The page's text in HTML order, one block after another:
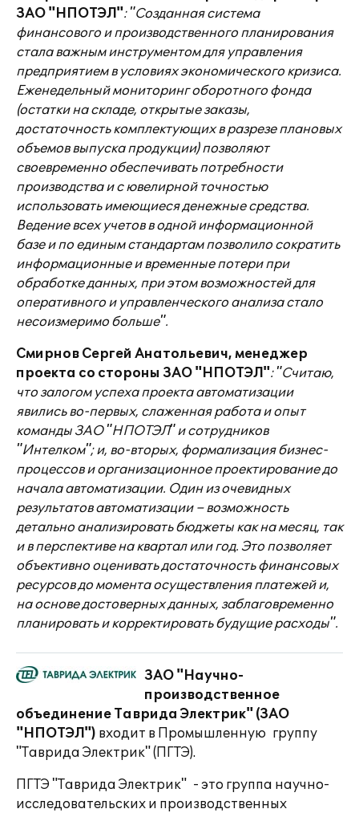
ЗАО "НПОТЭЛ": "Созданная система
финансового и производственного планирования
стала важным инструментом для управления
предприятием в условиях экономического кризиса.
Еженедельный мониторинг оборотного фонда
(остатки на складе, открытые заказы,
достаточность комплектующих в разрезе плановых
объемов выпуска продукции) позволяют
своевременно обеспечивать потребности
производства и с ювелирной точностью
использовать имеющиеся денежные средства.
Ведение всех учетов в одной информационной
базе и по единым стандартам позволило сократить
информационные и временные потери при
обработке данных, при этом возможностей для
оперативного и управленческого анализа стало
несоизмеримо больше".
Смирнов Сергей Анатольевич, менеджер
проекта со стороны ЗАО "НПОТЭЛ": "Считаю,
что залогом успеха проекта автоматизации
явились во-первых, слаженная работа и опыт
команды ЗАО "НПОТЭЛ" и сотрудников
"Интелком"; и, во-вторых, формализация бизнес-
процессов и организационное проектирование до
начала автоматизации. Один из очевидных
результатов автоматизации – возможность
детально анализировать бюджеты как на месяц, так
и в перспективе на квартал или год. Это позволяет
объективно оценивать достаточность финансовых
ресурсов до момента осуществления платежей и,
на основе достоверных данных, заблаговременно
планировать и корректировать будущие расходы".
ЗАО "Научно-
производственное
объединение Таврида Электрик" (ЗАО
"НПОТЭЛ") входит в Промышленную группу
"Таврида Электрик" (ПГТЭ).
ПГТЭ "Таврида Электрик" - это группа научно-
исследовательских и производственных